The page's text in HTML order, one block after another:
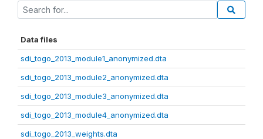
Data files
sdi_togo_2013_module1_anonymized.dta
sdi_togo_2013_module2_anonymized.dta
sdi_togo_2013_module3_anonymized.dta
sdi_togo_2013_module4_anonymized.dta
sdi_togo_2013_weights.dta